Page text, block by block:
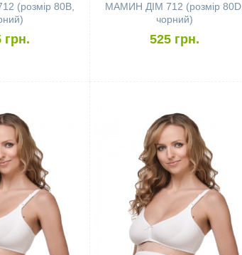
(розмір 80B,
грн.
МАМИН ДІМ 712 (розмір 80D,
чорний)
525 грн.